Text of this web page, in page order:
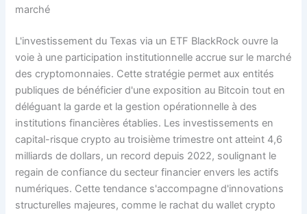
marché
L'investissement du Texas via un ETF BlackRock ouvre la
voie à une participation institutionnelle accrue sur le marché
des cryptomonnaies. Cette stratégie permet aux entités
publiques de bénéficier d'une exposition au Bitcoin tout en
déléguant la garde et la gestion opérationnelle à des
institutions financières établies. Les investissements en
capital-risque crypto au troisième trimestre ont atteint 4,6
milliards de dollars, un record depuis 2022, soulignant le
regain de confiance du secteur financier envers les actifs
numériques. Cette tendance s'accompagne d'innovations
structurelles majeures, comme le rachat du wallet crypto